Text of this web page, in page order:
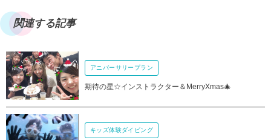
関連する記事
アニバーサリープラン
期待の星☆インストラクター＆MerryXmas🎄
キッズ体験ダイビング